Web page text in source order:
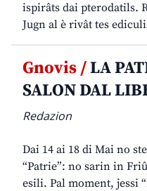
ispirâts dai pterodatils.
Jugn al è rivât tes
Gnovis /LA
SALON DAL
Redazion
Dai 14 ai 18 di Mai no
“Patrie”: no sarin in
esili. Pal moment, jessi